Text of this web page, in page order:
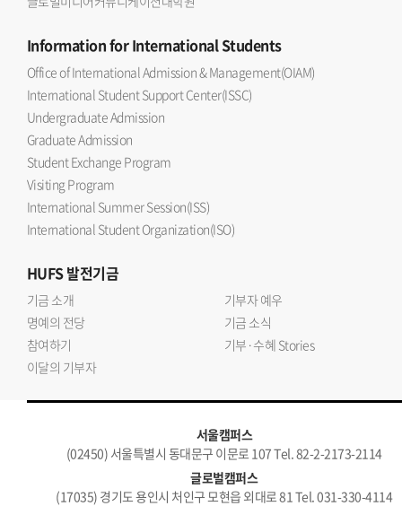
Informationfor International Students
Office of International Admission & Management(OIAM)
International Student Support Center(ISSC)
Undergraduate Admission
Graduate Admission
Student Exchange Program
Visiting Program
International Summer Session(ISS)
International Student Organization(ISO)
HUFS발전기금
기금 소개
기부자 예우
명예의 전당
기금 소식
참여하기
기부·수혜 Stories
이달의 기부자
서울캠퍼스
(02450) 서울특별시 동대문구 이문로 107 Tel. 82-2-2173-2114
글로벌캠퍼스
(17035) 경기도 용인시 처인구 모현읍 외대로 81 Tel. 031-330-4114